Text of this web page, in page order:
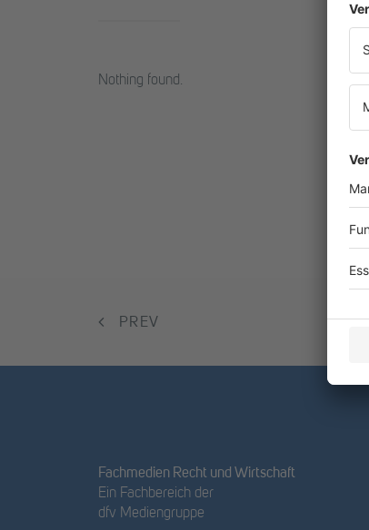
Nothing found.
PREV
Fachmedien Recht und Wirtschaft
Ein Fachbereich der
dfv Mediengruppe